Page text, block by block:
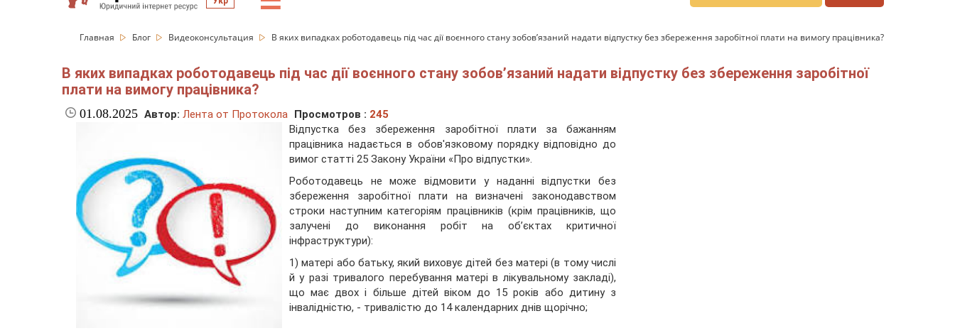
Главная Блог Видеоконсультация В яких випадках роботодавець під час дії воєнного стану зобов’язаний надати відпустку без збереження заробітної плати на вимогу працівника?
В яких випадках роботодавець під час дії воєнного стану зобов’язаний надати відпустку без збереження заробітної
плати на вимогу працівника?
01.08.2025 Автор: Лента от Протокола Просмотров : 245
Відпустка без збереження заробітної плати за бажанням
працівника надається в обов'язковому порядку відповідно до
вимог статті 25 Закону України «Про відпустки».
Роботодавець не може відмовити у наданні відпустки без
збереження заробітної плати на визначені законодавством
строки наступним категоріям працівників (крім працівників, що
залучені до виконання робіт на об’єктах критичної
інфраструктури):
1) матері або батьку, який виховує дітей без матері (в тому числі
й у разі тривалого перебування матері в лікувальному закладі),
що має двох і більше дітей віком до 15 років або дитину з
інвалідністю, - тривалістю до 14 календарних днів щорічно;